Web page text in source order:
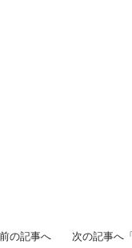
前の記事へ 次の記事へ「